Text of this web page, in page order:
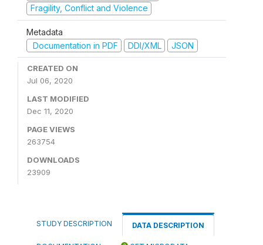
Fragility, Conflict and Violence
Metadata
Documentation in PDF
DDI/XML JSON
CREATED ON
Jul 06, 2020
LAST MODIFIED
Dec 11, 2020
PAGE VIEWS
263754
DOWNLOADS
23909
STUDY DESCRIPTION DATA DESCRIPTION